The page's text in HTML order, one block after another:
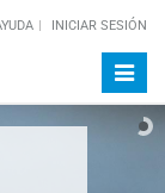
INICIAR SESIÓN